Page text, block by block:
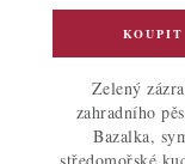
Zelený
zahradního
Bazalka,
středomořské